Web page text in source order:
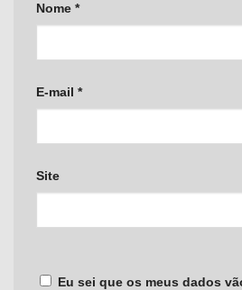
Nome *
E-mail *
Site
Eu sei que os meus dados